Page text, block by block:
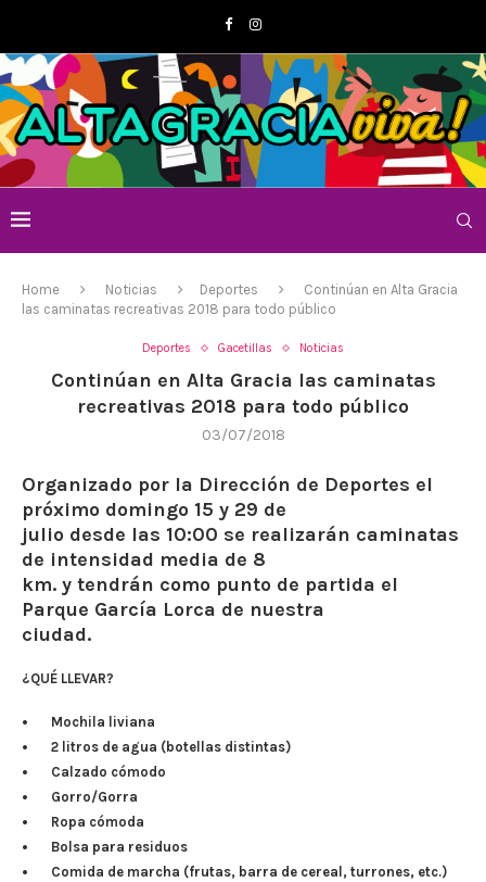
Home Noticias Deportes
Continúan en Alta Gracia
las caminatas recreativas 2018 para todo público
Deportes Gacetillas Noticias
Continúan en Alta Gracia las caminatas
recreativas 2018 para todo público
03/07/2018
Organizado por la Dirección de Deportes el
próximo domingo 15 y 29 de
julio desde las 10:00 se realizarán caminatas
de intensidad media de 8
km. y tendrán como punto de partida el
Parque García Lorca de nuestra
ciudad.
¿QUÉ LLEVAR?
• Mochila liviana
• 2 litros de agua (botellas distintas)
• Calzado cómodo
• Gorro/Gorra
• Ropa cómoda
• Bolsa para residuos
• Comida de marcha (frutas, barra de cereal, turrones, etc.)